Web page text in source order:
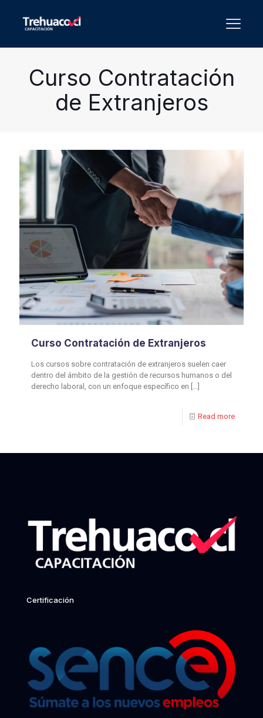
Curso Contratación
de Extranjeros
Curso Contratación de Extranjeros
Los cursos sobre contratación de extranjeros suelen caer
dentro del ámbito de la gestión de recursos humanos o del
derecho laboral, con un enfoque específico en […]
Read more
Certificación